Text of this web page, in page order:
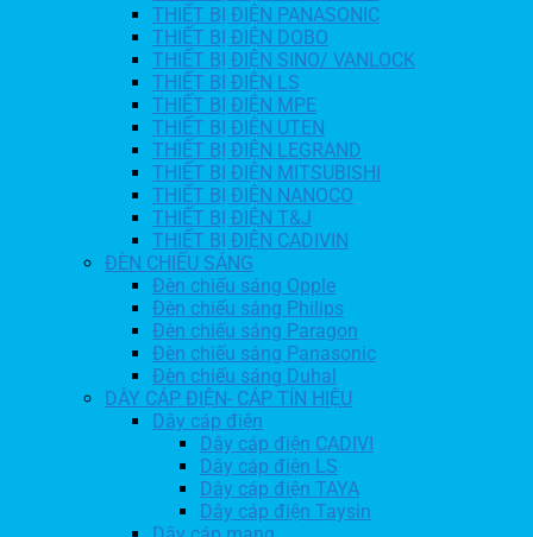
THIẾT BỊ ĐIỆN PANASONIC
THIẾT BỊ ĐIỆN DOBO
THIẾT BỊ ĐIỆN SINO/ VANLOCK
THIẾT BỊ ĐIỆN LS
THIẾT BỊ ĐIỆN MPE
THIẾT BỊ ĐIỆN UTEN
THIẾT BỊ ĐIỆN LEGRAND
THIẾT BỊ ĐIỆN MITSUBISHI
THIẾT BỊ ĐIỆN NANOCO
THIẾT BỊ ĐIỆN T&J
THIẾT BỊ ĐIỆN CADIVIN
ĐÈN CHIẾU SÁNG
Đèn chiếu sáng Opple
Đèn chiếu sáng Philips
Đèn chiếu sáng Paragon
Đèn chiếu sáng Panasonic
Đèn chiếu sáng Duhal
DÂY CÁP ĐIỆN- CÁP TÍN HIỆU
Dây cáp điện
Dây cáp điện CADIVI
Dây cáp điện LS
Dây cáp điện TAYA
Dây cáp điện Taysin